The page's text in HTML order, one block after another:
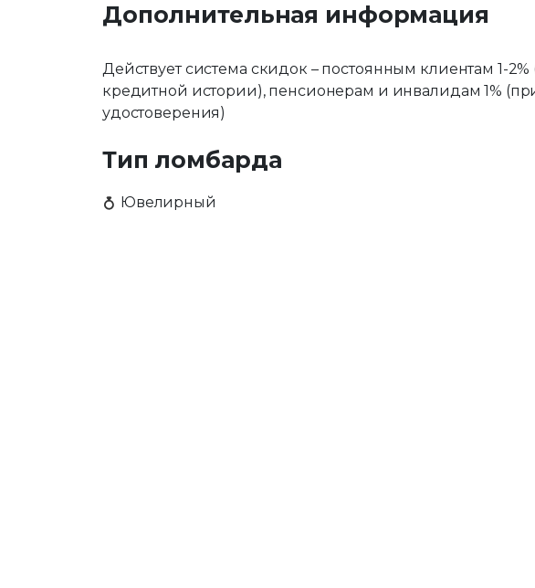
Дополнительная информация
Действует система скидок – постоянным клиентам 1-2%
кредитной истории), пенсионерам и инвалидам 1%
удостоверения)
Тип ломбарда
Ювелирный